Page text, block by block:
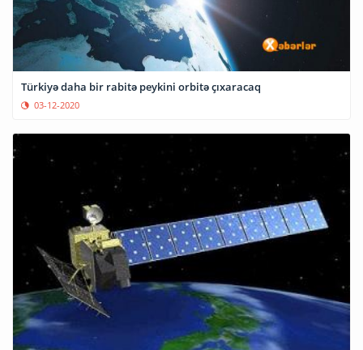
Türkiyə daha bir rabitə peykini orbitə çıxaracaq
03-12-2020